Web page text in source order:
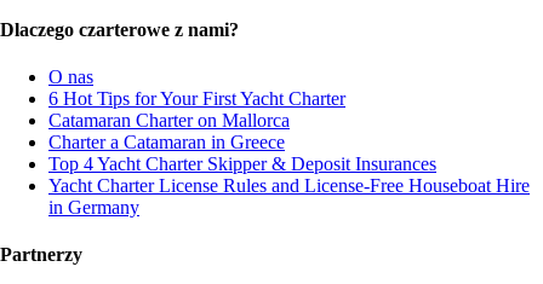
Dlaczego czarterowe z nami?
O nas
6 Hot Tips for Your First Yacht Charter
Catamaran Charter on Mallorca
Charter a Catamaran in Greece
Top 4 Yacht Charter Skipper & Deposit Insurances
Yacht Charter License Rules and License-Free Houseboat Hire
in Germany
Partnerzy